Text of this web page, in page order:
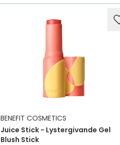
BENEFIT COSMETICS
Juice Stick - Lystergivande Gel
Blush Stick